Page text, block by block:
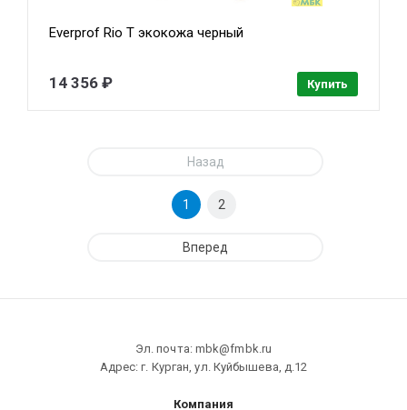
Everprof Rio T экокожа черный
14 356 ₽ Купить
Назад
1 2
Вперед
Эл. почта: mbk@fmbk.ru
Адрес: г. Курган, ул. Куйбышева, д.12
Компания